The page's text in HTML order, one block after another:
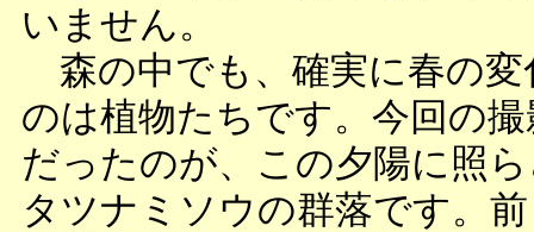
いません。
森の中でも、確実に春の変
のは植物たちです。今回の
だったのが、この夕陽に照
タツナミソウの群落です。